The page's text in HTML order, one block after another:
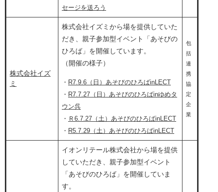
セージを送ろう
株式会社イズ
ミ
株式会社イズミから場を提供していた
だき、親子参加型イベント「あそびの
ひろば」を開催しています。
（開催の様子）
・​ R7.9.6（日）あそびのひろばinLECT
・​ R7.7.27（日）あそびのひろばinゆめタ
ウン呉
・​
Ｒ6.7.27（土）あそびのひろばinLECT
・ R5.7.29（土）あそびのひろばinLECT
包
括
連
携
協
定
企
業
イオンリテール株式会社から場を提供
していただき、親子参加型イベント
「あそびのひろば」を開催していま
す。